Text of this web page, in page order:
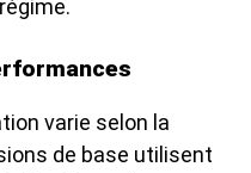
varie selon la
de base utilisent